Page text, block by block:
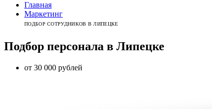
Главная
Маркетинг
ПОДБОР СОТРУДНИКОВ В ЛИПЕЦКЕ
Подбор персонала в Липецке
от 30 000 рублей